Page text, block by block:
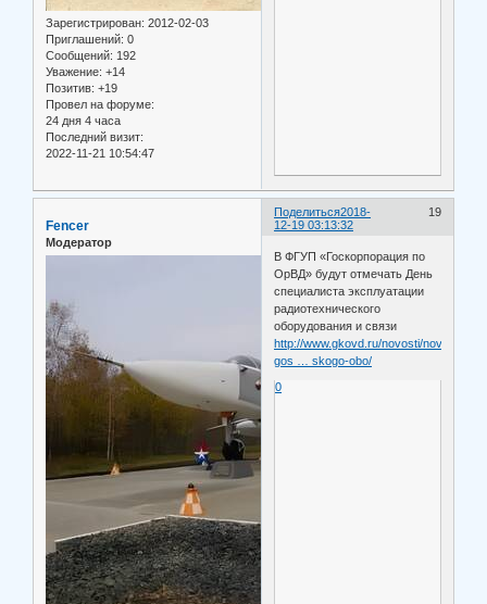
Зарегистрирован: 2012-02-03
Приглашений: 0
Сообщений: 192
Уважение: +14
Позитив: +19
Провел на форуме:
24 дня 4 часа
Последний визит:
2022-11-21 10:54:47
Поделиться 19
2018-
12-19 03:13:32
Fencer
Модератор
В ФГУП «Госкорпорация по
ОрВД» будут отмечать День
специалиста эксплуатации
радиотехнического
оборудования и связи
http://www.gkovd.ru/novosti/novosti-
gos … skogo-obo/
0